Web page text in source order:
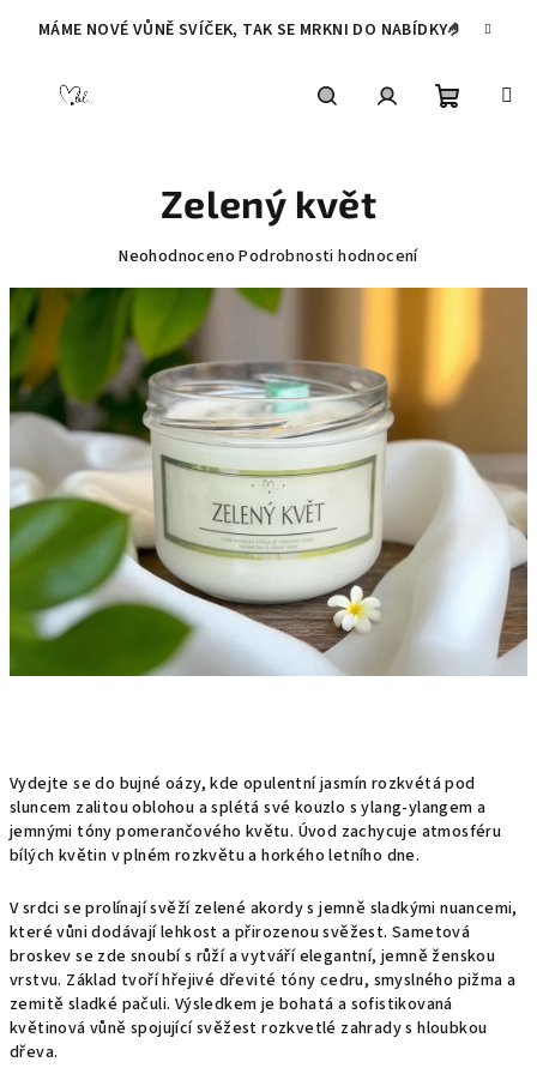
MÁME NOVÉ VŮNĚ SVÍČEK, TAK SE MRKNI DO NABÍDKY🤌
Vydejte se do bujné oázy, kde opulentní jasmín rozkvétá pod
sluncem zalitou oblohou a splétá své kouzlo s ylang-ylangem a
jemnými tóny pomerančového květu. Úvod zachycuje atmosféru
bílých květin v plném rozkvětu a horkého letního dne.
V srdci se prolínají svěží zelené akordy s jemně sladkými nuancemi,
které vůni dodávají lehkost a přirozenou svěžest. Sametová
broskev se zde snoubí s růží a vytváří elegantní, jemně ženskou
vrstvu. Základ tvoří hřejivé dřevité tóny cedru, smyslného pižma a
zemitě sladké pačuli. Výsledkem je bohatá a sofistikovaná
květinová vůně spojující svěžest rozkvetlé zahrady s hloubkou
dřeva.
Zelený květ
produktu
je
0,0
z
hvězdiček.
Neohodnoceno Podrobnosti hodnocení